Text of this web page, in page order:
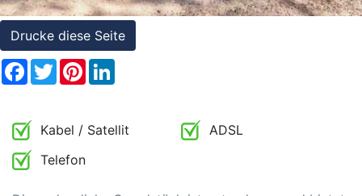
Drucke diese Seite
Facebook
TwitterPinterest
Kabel / Satellit
ADSL
Telefon